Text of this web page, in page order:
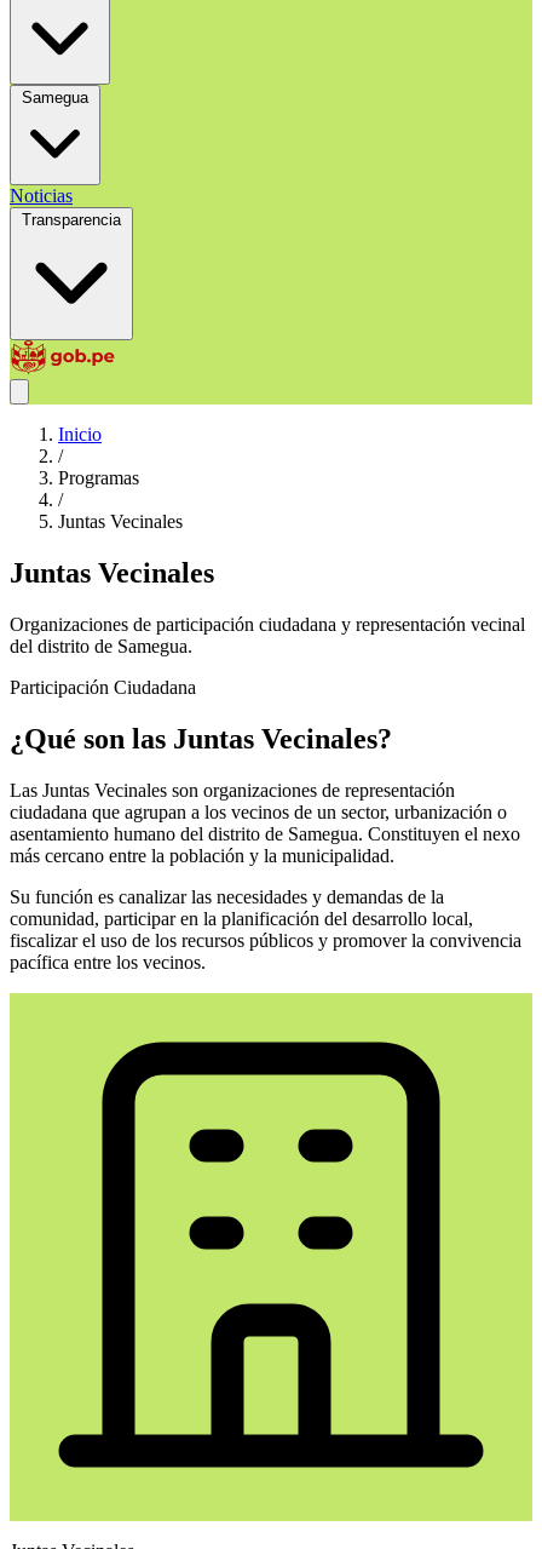
Samegua
Noticias
Transparencia
Inicio
/
Programas
/
Juntas Vecinales
Juntas Vecinales
Organizaciones de participación ciudadana y representación vecinal
del distrito de Samegua.
Participación Ciudadana
¿Qué son las Juntas Vecinales?
Las Juntas Vecinales son organizaciones de representación
ciudadana que agrupan a los vecinos de un sector, urbanización o
asentamiento humano del distrito de Samegua. Constituyen el nexo
más cercano entre la población y la municipalidad.
Su función es canalizar las necesidades y demandas de la
comunidad, participar en la planificación del desarrollo local,
fiscalizar el uso de los recursos públicos y promover la convivencia
pacífica entre los vecinos.